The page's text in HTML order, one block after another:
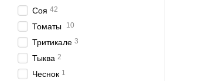
Соя 42
Томаты 10
Тритикале 3
Тыква 2
Чеснок 1